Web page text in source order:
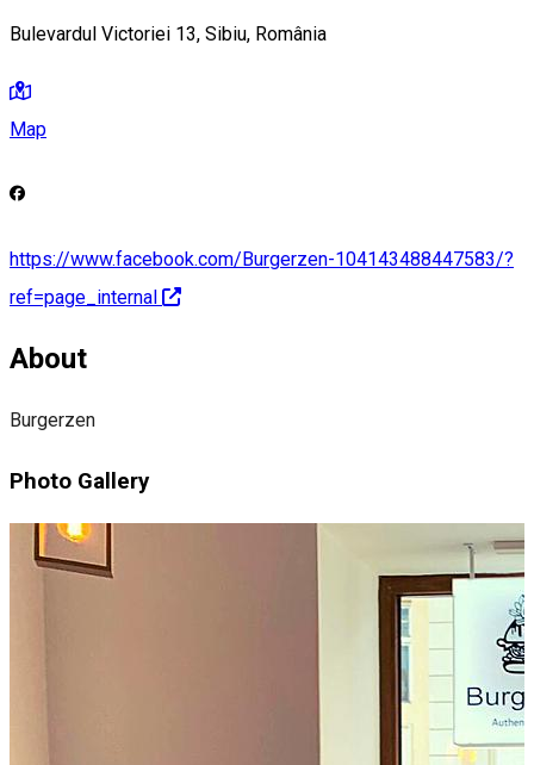
Bulevardul Victoriei 13, Sibiu, România
Map
https://www.facebook.com/Burgerzen-104143488447583/?
ref=page_internal
About
Burgerzen
Photo Gallery